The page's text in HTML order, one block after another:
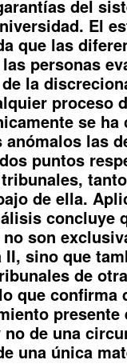
del
El
que las
personas
la
proceso
se ha
anómalos las
puntos
de ella.
concluye
son
sino que
de
que confirma
de una
una única